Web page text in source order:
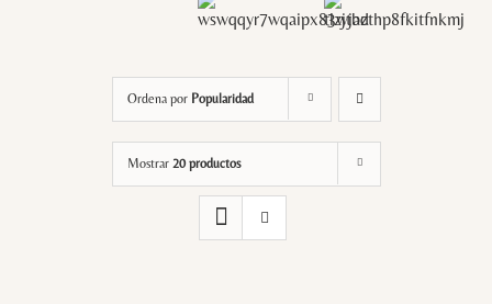
Ordena por Popularidad
Mostrar 20 productos